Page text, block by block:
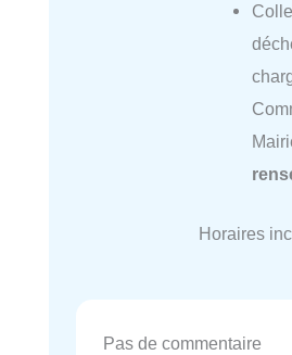
Horaires
Pas de commentaire